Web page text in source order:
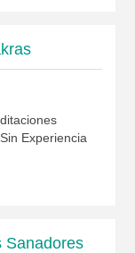
Experiencia
Sanadores